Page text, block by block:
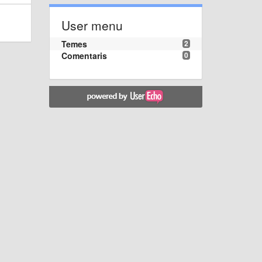
User menu
2
Temes
0
Comentaris